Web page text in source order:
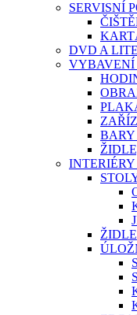
SERVISNÍ
DVD A
VYBAVENÍ
ŽIDLE